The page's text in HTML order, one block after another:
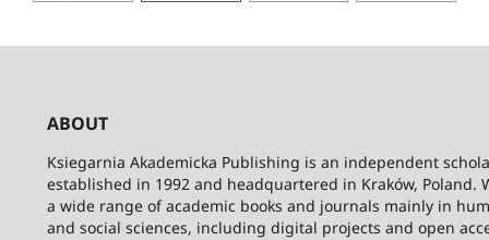
ABOUT
Ksiegarnia Akademicka Publishing is an independent
established in 1992 and headquartered in Kraków, Poland.
a wide range of academic books and journals mainly in
and social sciences, including digital projects and open